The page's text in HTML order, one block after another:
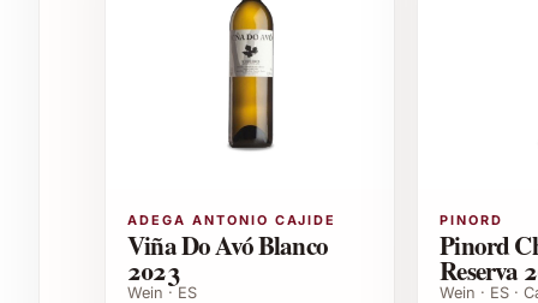
LaRural Vinyater 2024 eignet sich
Gesellige Abendessen mit Familie und
Festliche Anlässe wie Weihnachten,
Sommerfeste und Grillpartys –
Als stilvolles Geschenk für Weinliebhaber
FAQ – Häufige Fragen zu LaRural
1. Welche Speisen passen besonders gut zu
ADEGA ANTONIO CAJIDE
Viña Do Avó Blanco
2023
Wein · ES
PINORD
Pinord
Reserva
Wein · ES ·